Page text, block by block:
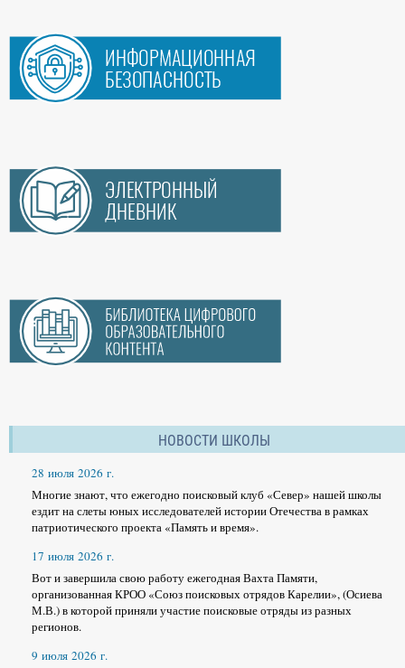
НОВОСТИ ШКОЛЫ
28 июля 2026 г.
Многие знают, что ежегодно поисковый клуб «Север» нашей школы
ездит на слеты юных исследователей истории Отечества в рамках
патриотического проекта «Память и время».
17 июля 2026 г.
Вот и завершила свою работу ежегодная Вахта Памяти,
организованная КРОО «Союз поисковых отрядов Карелии», (Осиева
М.В.) в которой приняли участие поисковые отряды из разных
регионов.
9 июля 2026 г.